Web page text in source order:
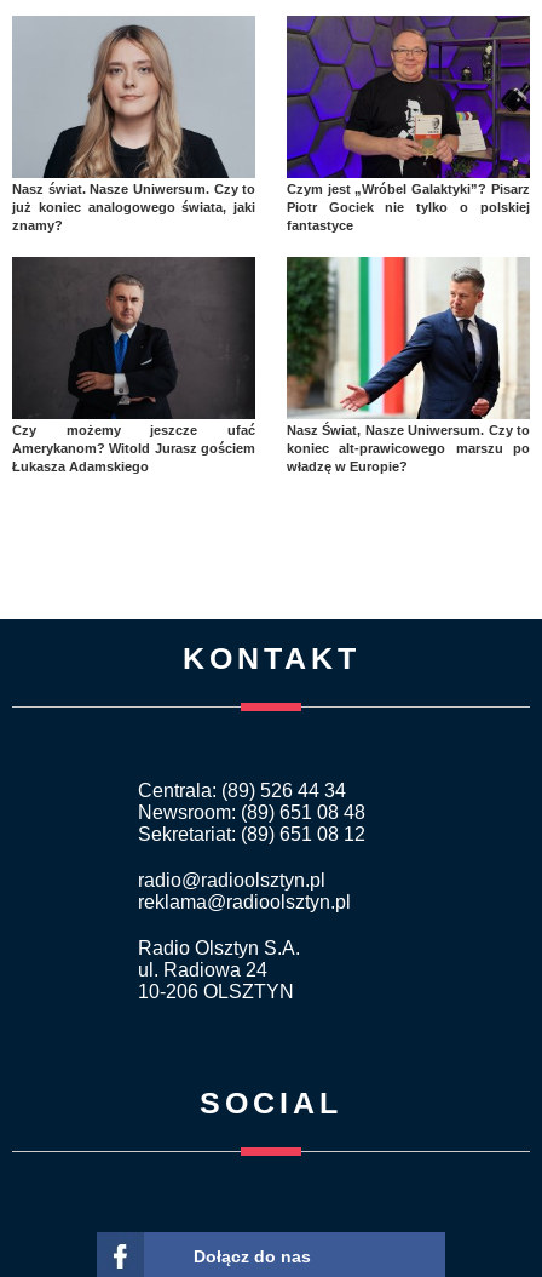
Nasz świat. Nasze Uniwersum. Czy to
już koniec analogowego świata, jaki
znamy?
Czym jest „Wróbel Galaktyki”? Pisarz
Piotr Gociek nie tylko o polskiej
fantastyce
Czy możemy jeszcze ufać
Amerykanom? Witold Jurasz gościem
Łukasza Adamskiego
Nasz Świat, Nasze Uniwersum. Czy to
koniec alt-prawicowego marszu po
władzę w Europie?
KONTAKT
Centrala: (89) 526 44 34
Newsroom: (89) 651 08 48
Sekretariat: (89) 651 08 12
radio@radioolsztyn.pl
reklama@radioolsztyn.pl
Radio Olsztyn S.A.
ul. Radiowa 24
10-206 OLSZTYN
SOCIAL
Dołącz do nas